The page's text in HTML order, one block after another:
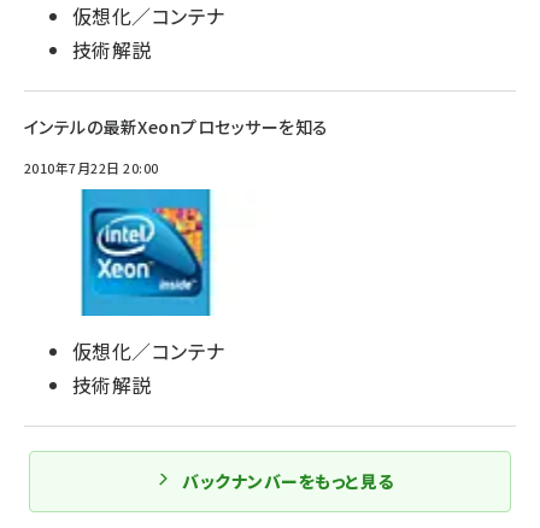
仮想化／コンテナ
技術解説
インテルの最新Xeonプロセッサーを知る
2010年7月22日 20:00
仮想化／コンテナ
技術解説
バックナンバーをもっと見る